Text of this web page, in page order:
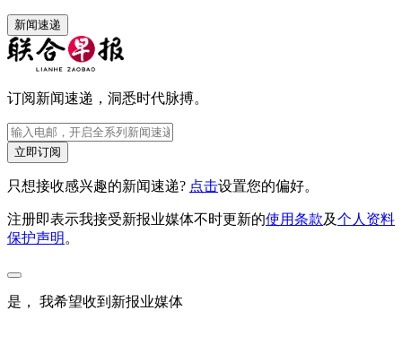
新闻速递
订阅新闻速递，洞悉时代脉搏。
立即订阅
只想接收感兴趣的新闻速递? 点击设置您的偏好。
注册即表示我接受新报业媒体不时更新的使用条款及个人资料
保护声明 。
是， 我希望收到新报业媒体